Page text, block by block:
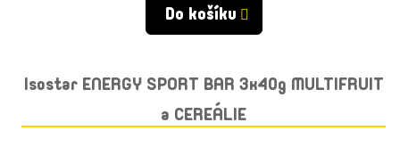
Do košíku
Isostar ENERGY SPORT BAR 3x40g MULTIFRUIT
a CEREÁLIE